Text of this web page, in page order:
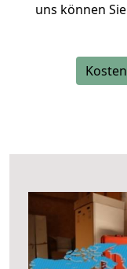
uns können